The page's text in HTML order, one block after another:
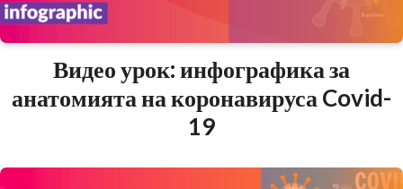
Видео урок: инфографика за
анатомията на коронавируса Covid-
19